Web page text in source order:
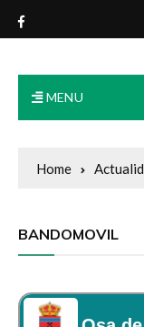
Exmo.
la Vega
MENU
Home
BANDOMOVIL